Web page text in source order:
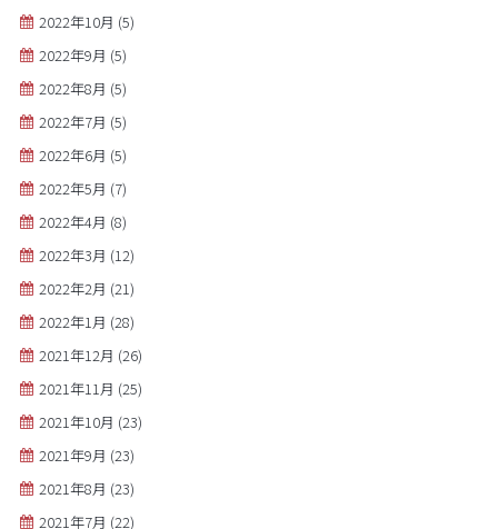
2022年10月 (5)
2022年9月 (5)
2022年8月 (5)
2022年7月 (5)
2022年6月 (5)
2022年5月 (7)
2022年4月 (8)
2022年3月 (12)
2022年2月 (21)
2022年1月 (28)
2021年12月 (26)
2021年11月 (25)
2021年10月 (23)
2021年9月 (23)
2021年8月 (23)
2021年7月 (22)